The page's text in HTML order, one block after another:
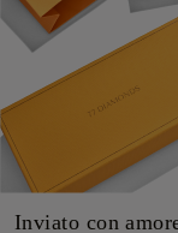
Inviato con